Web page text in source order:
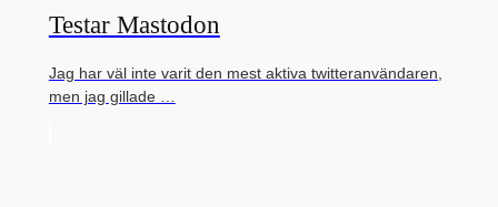
Testar Mastodon
Jag har väl inte varit den mest aktiva twitteranvändaren,
men jag gillade …